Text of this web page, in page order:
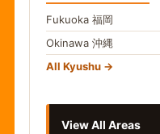
Fukuoka 福岡
Okinawa 沖縄
All Kyushu
View All Areas